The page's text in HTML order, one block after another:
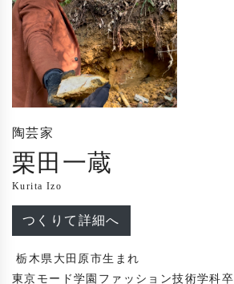
陶芸家
栗田一蔵
Kurita Izo
つくりて詳細へ
栃木県大田原市生まれ
東京モード学園ファッション技術学科卒